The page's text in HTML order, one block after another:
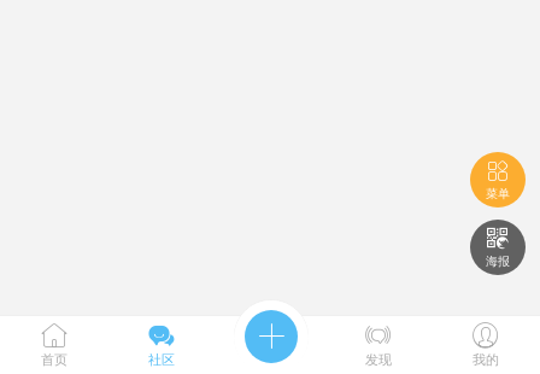

菜单

海报

首页

社区
 
发现

我的